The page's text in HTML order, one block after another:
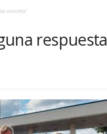
concreta”
respuesta